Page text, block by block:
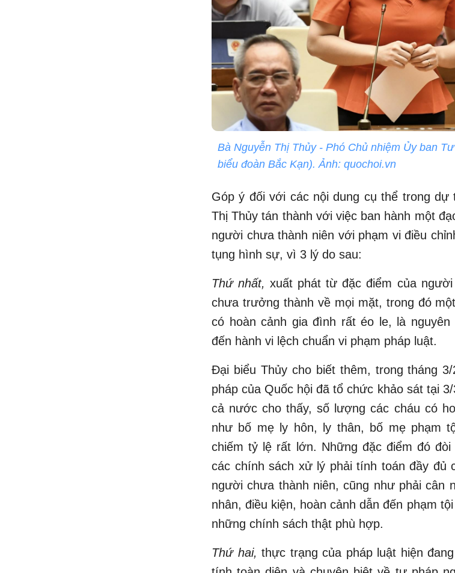
Bà Nguyễn Thị Thủy - Phó Chủ nhiệm Ủy ban
biểu đoàn Bắc Kạn). Ảnh: quochoi.vn
Góp ý đối với các nội dung cụ thể trong dự
Thị Thủy tán thành với việc ban hành một
người chưa thành niên với phạm vi điều
tụng hình sự, vì 3 lý do sau:
Thứ nhất, xuất phát từ đặc điểm của
chưa trưởng thành về mọi mặt, trong đó
có hoàn cảnh gia đình rất éo le, là
đến hành vi lệch chuẩn vi phạm pháp luật.
Đại biểu Thủy cho biết thêm, trong tháng
pháp của Quốc hội đã tổ chức khảo sát tại
cả nước cho thấy, số lượng các cháu có
như bố mẹ ly hôn, ly thân, bố mẹ phạm
chiếm tỷ lệ rất lớn. Những đặc điểm đó
các chính sách xử lý phải tính toán đầy đủ
người chưa thành niên, cũng như phải cân
nhân, điều kiện, hoàn cảnh dẫn đến phạm
những chính sách thật phù hợp.
Thứ hai, thực trạng của pháp luật hiện